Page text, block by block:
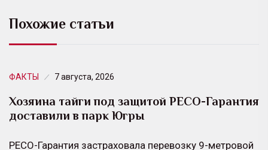
Похожие статьи
ФАКТЫ 7 августа, 2026
Хозяина тайги под защитой РЕСО-Гарантия
доставили в парк Югры
РЕСО-Гарантия застраховала перевозку 9-метровой